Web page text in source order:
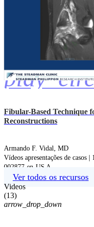
Fibular-Based Technique
Reconstructions
Armando F. Vidal, MD
Vídeos apresentações de
002877-en-US A
Ver todos os recursos
Videos
(13)
arrow_drop_down